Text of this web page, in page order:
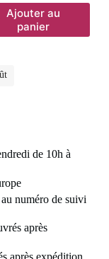
Ajouter au
panier
de 10h à
numéro de suivi
après